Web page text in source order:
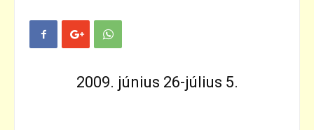
2009. június 26-július 5.